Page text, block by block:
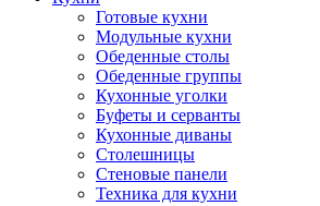
Готовые кухни
Модульные кухни
Обеденные столы
Обеденные группы
Кухонные уголки
Буфеты и серванты
Кухонные диваны
Столешницы
Стеновые панели
Техника для кухни